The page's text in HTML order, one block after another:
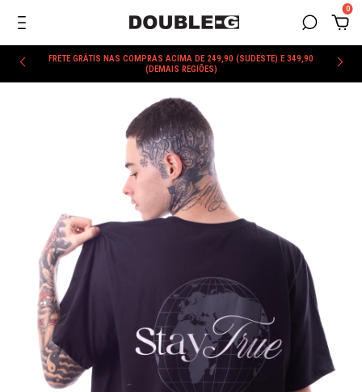
0
FRETE GRÁTIS NAS COMPRAS ACIMA DE 249,90 (SUDESTE) E 349,90
(DEMAIS REGIÕES)